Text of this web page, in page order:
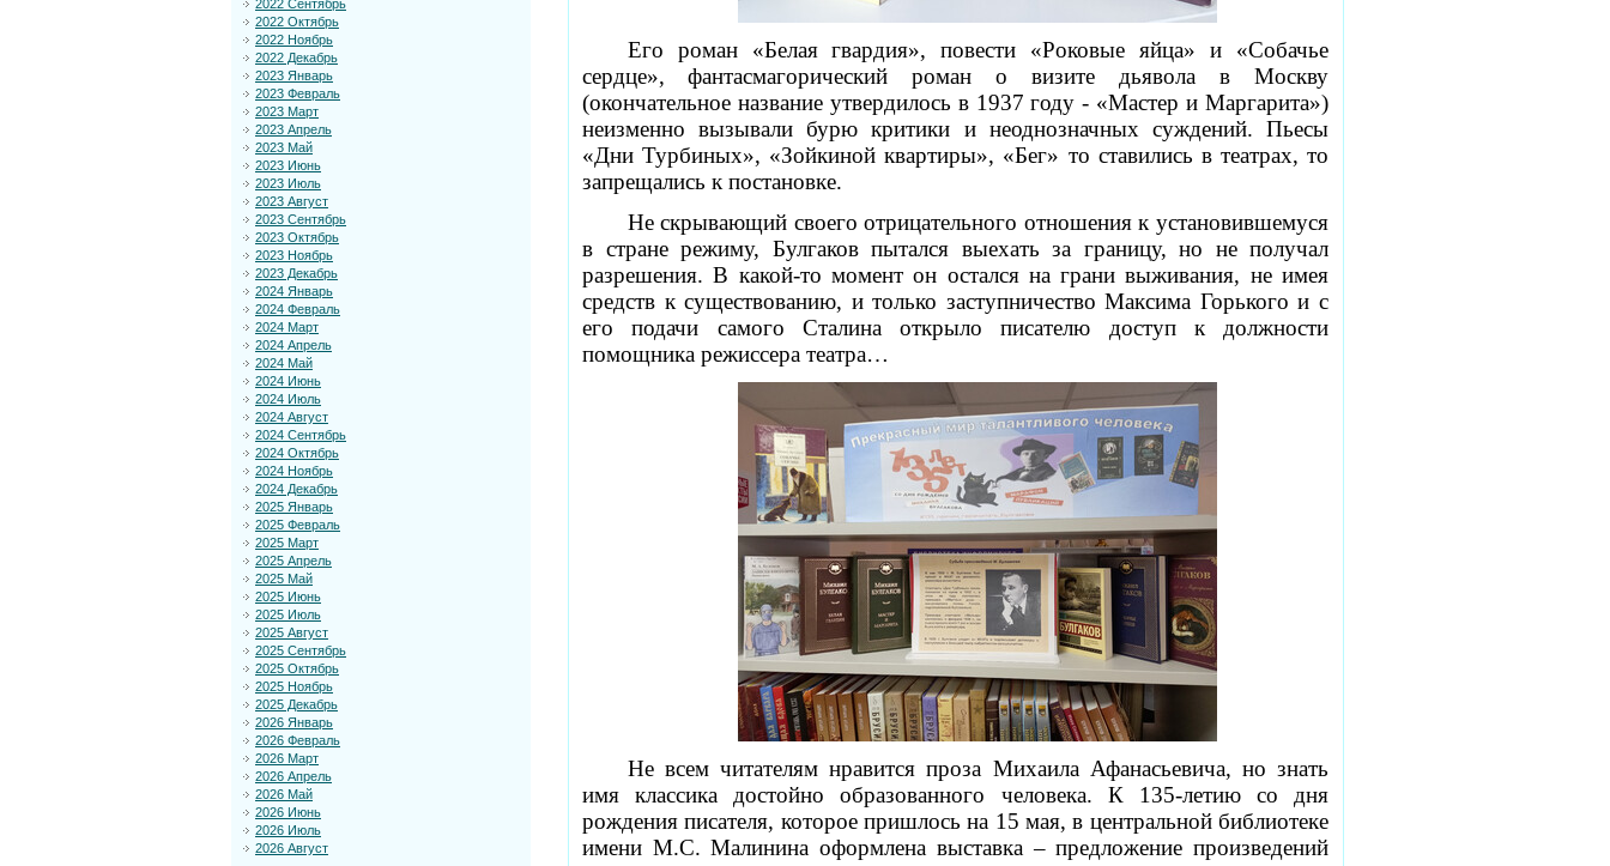
2022 Сентябрь
2022 Октябрь
2022 Ноябрь
2022 Декабрь
2023 Январь
2023 Февраль
2023 Март
2023 Апрель
2023 Май
2023 Июнь
2023 Июль
2023 Август
2023 Сентябрь
2023 Октябрь
2023 Ноябрь
2023 Декабрь
2024 Январь
2024 Февраль
2024 Март
2024 Апрель
2024 Май
2024 Июнь
2024 Июль
2024 Август
2024 Сентябрь
2024 Октябрь
2024 Ноябрь
2024 Декабрь
2025 Январь
2025 Февраль
2025 Март
2025 Апрель
2025 Май
2025 Июнь
2025 Июль
2025 Август
2025 Сентябрь
2025 Октябрь
2025 Ноябрь
2025 Декабрь
2026 Январь
2026 Февраль
2026 Март
2026 Апрель
2026 Май
2026 Июнь
2026 Июль
2026 Август
Его роман «Белая гвардия», повести «Роковые яйца» и «Собачье
сердце»,
фантасмагорический роман о визите дьявола в Москву
(окончательное название утвердилось в 1937 году - «Мастер и Маргарита»)
неизменно вызывали бурю критики и неоднозначных суждений. Пьесы
«Дни Турбиных», «Зойкиной квартиры», «Бег» то ставились в театрах, то
запрещались к постановке.
Не скрывающий своего отрицательного отношения к установившемуся
в стране режиму, Булгаков пытался выехать за границу, но не получал
разрешения. В какой-то момент он остался на грани выживания, не имея
средств к существованию, и только заступничество Максима Горького и с
его подачи самого Сталина открыло писателю доступ к должности
помощника режиссера театра…
Не всем читателям нравится проза Михаила Афанасьевича, но знать
имя классика достойно образованного человека. К 135-летию со дня
рождения писателя, которое пришлось на 15 мая, в центральной библиотеке
имени М.С. Малинина оформлена выставка – предложение произведений